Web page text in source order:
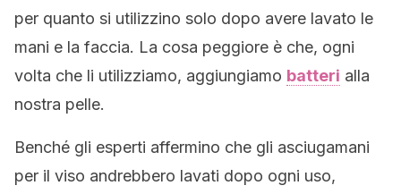
per quanto si utilizzino solo dopo avere lavato le
mani e la faccia. La cosa peggiore è che, ogni
volta che li utilizziamo, aggiungiamo batteri alla
nostra pelle.
Benché gli esperti affermino che gli asciugamani
per il viso andrebbero lavati dopo ogni uso,